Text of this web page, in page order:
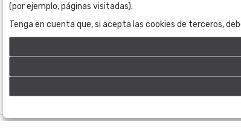
Subasta en curso
Subastas anteriores
(por ejemplo, páginas visitadas).
Tenga en cuenta que, si acepta las cookies de terceros,